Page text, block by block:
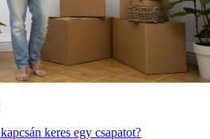
keres egy csapatot?